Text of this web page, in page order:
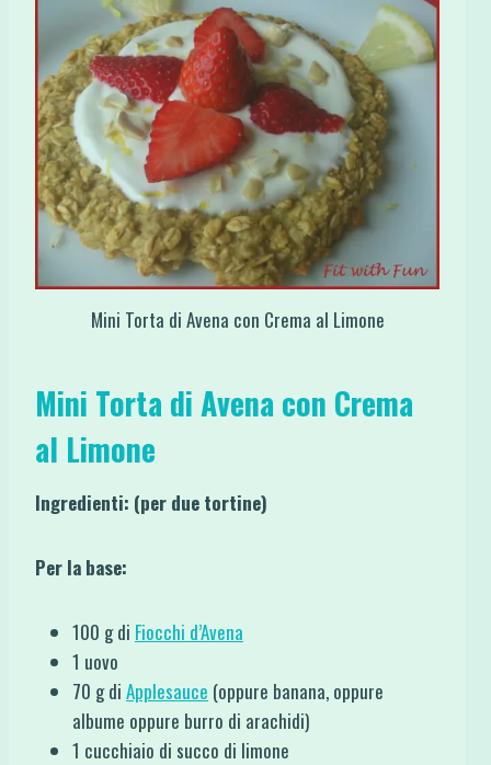
Mini Torta di Avena con Crema al Limone
Mini Torta di Avena con Crema
al Limone
Ingredienti: (per due tortine)
Per la base:
100 g di Fiocchi d’Avena
1 uovo
70 g di Applesauce (oppure banana, oppure
albume oppure burro di arachidi)
1 cucchiaio di succo di limone